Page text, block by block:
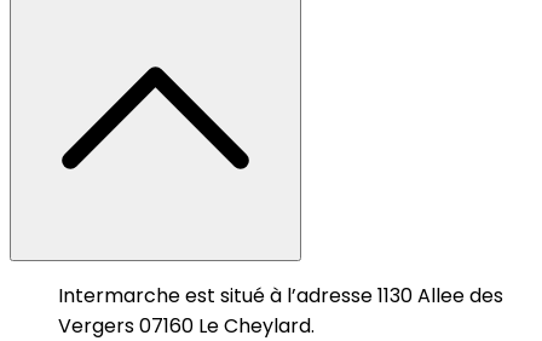
Intermarche est situé à l’adresse 1130 Allee des
Vergers 07160 Le Cheylard.